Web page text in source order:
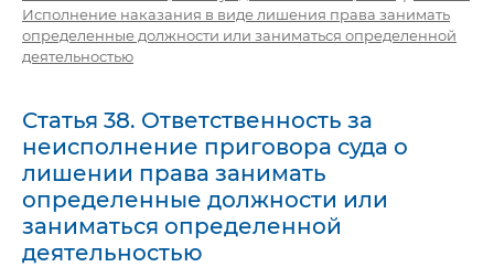
Исполнение наказания в виде лишения права занимать
определенные должности или заниматься определенной
деятельностью
Статья 38. Ответственность за
неисполнение приговора суда о
лишении права занимать
определенные должности или
заниматься определенной
деятельностью